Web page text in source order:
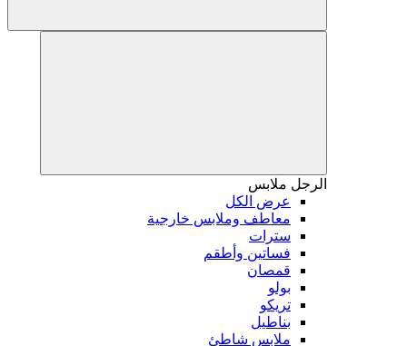
الرجل ملابس
عرض الكل
معاطف وملابس خارجية
سترات
فساتين وأطقم
قمصان
بولو
تريكو
بناطيل
ملابس شاطئ